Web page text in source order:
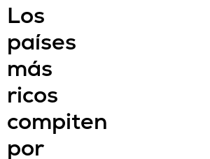
Los
países
más
ricos
compiten
por